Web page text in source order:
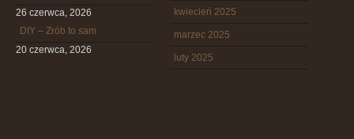
26 czerwca, 2026
DIY – Zrób to sam
20 czerwca, 2026
kwiecień 2025
marzec 2025
luty 2025